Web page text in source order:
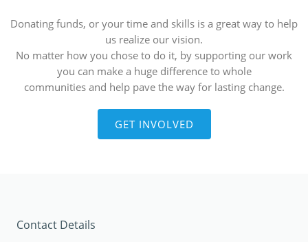
Donating funds, or your time and skills is a great way to help
us realize our vision.
No matter how you chose to do it, by supporting our work
you can make a huge difference to whole
communities and help pave the way for lasting change.
GET INVOLVED
Contact Details